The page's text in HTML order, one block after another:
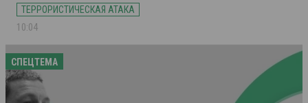
ТЕРРОРИСТИЧЕСКАЯ АТАКА
10:04
СПЕЦТЕМА